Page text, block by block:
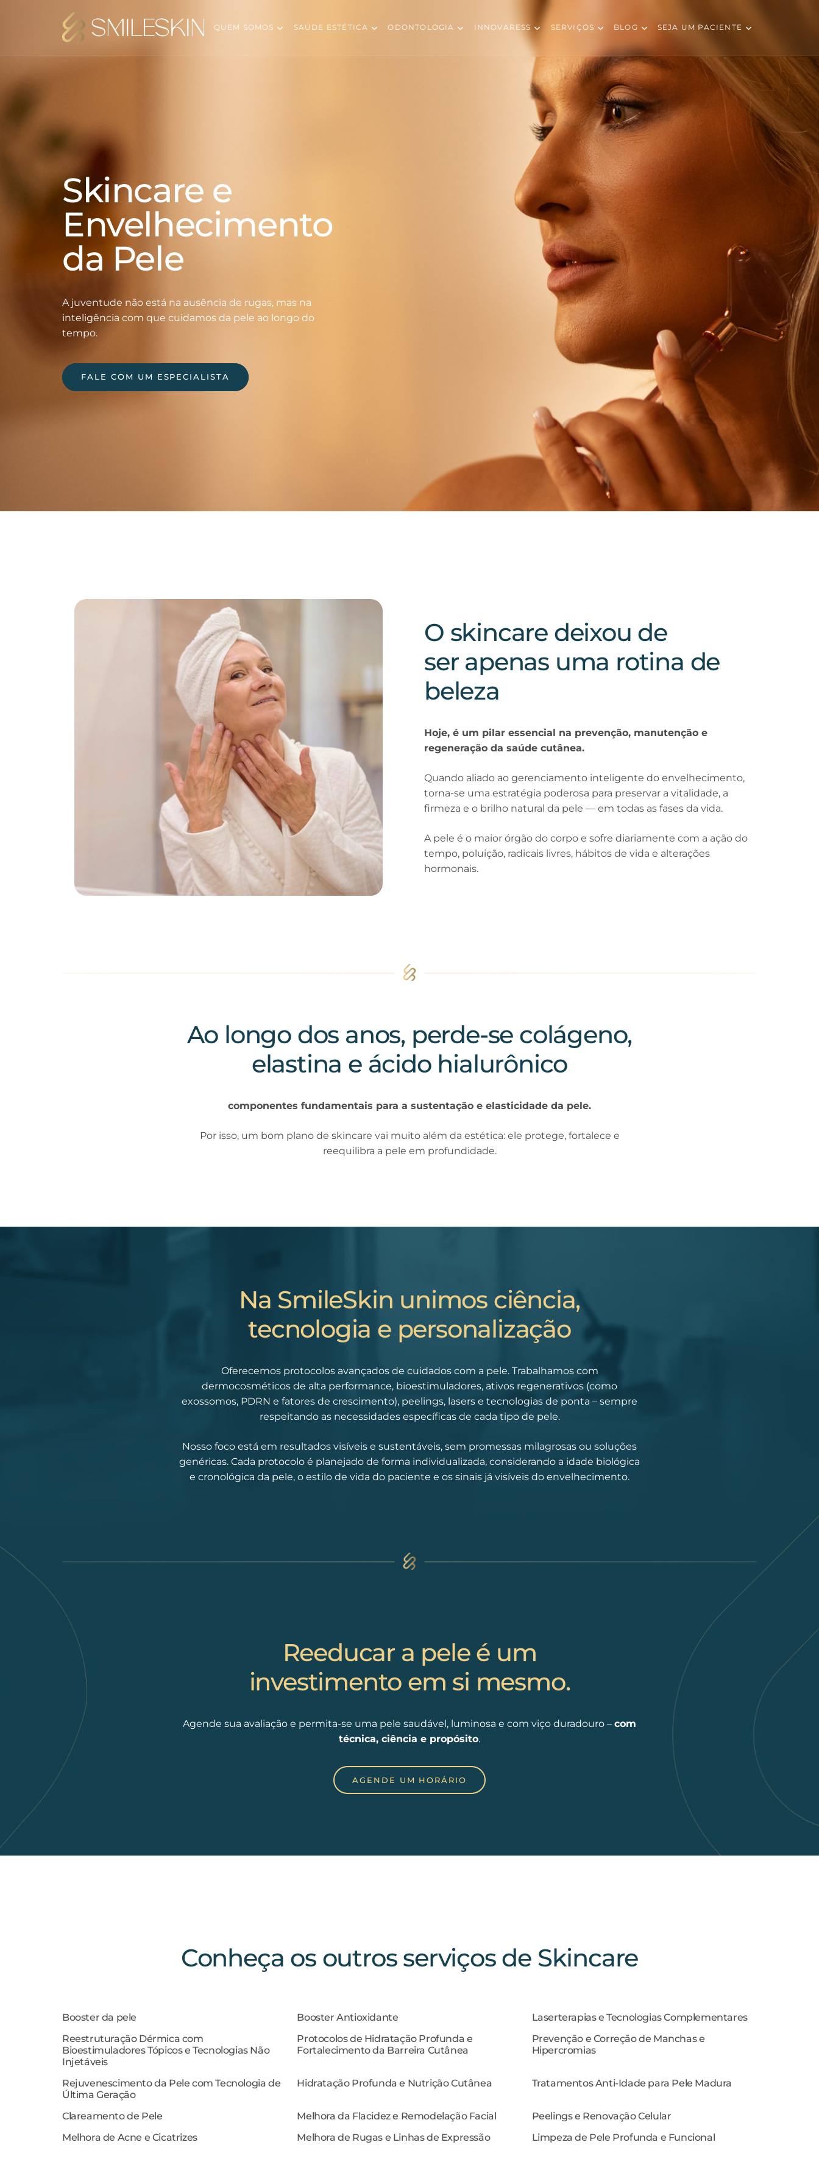
QUEM SOMOS SAÚDE ESTÉTICA ODONTOLOGIA INNOVARESS SERVIÇOS BLOG SEJA UM PACIENTE
Skincare e
Envelhecimento
da Pele
A juventude não está na ausência de rugas, mas na
inteligência com que cuidamos da pele ao longo do
tempo.
FALE COM UM ESPECIALISTA
O skincare deixou de
ser apenas uma rotina de
beleza
Hoje, é um pilar essencial na prevenção, manutenção e
regeneração da saúde cutânea.
Quando aliado ao gerenciamento inteligente do envelhecimento,
torna-se uma estratégia poderosa para preservar a vitalidade, a
firmeza e o brilho natural da pele — em todas as fases da vida.
A pele é o maior órgão do corpo e sofre diariamente com a ação do
tempo, poluição, radicais livres, hábitos de vida e alterações
hormonais.
Ao longo dos anos, perde-se colágeno,
elastina e ácido hialurônico
componentes fundamentais para a sustentação e elasticidade da pele.
Por isso, um bom plano de skincare vai muito além da estética: ele protege, fortalece e
reequilibra a pele em profundidade.
Na SmileSkin unimos ciência,
tecnologia e personalização
Oferecemos protocolos avançados de cuidados com a pele. Trabalhamos com
dermocosméticos de alta performance, bioestimuladores, ativos regenerativos (como
exossomos, PDRN e fatores de crescimento), peelings, lasers e tecnologias de ponta – sempre
respeitando as necessidades específicas de cada tipo de pele.
Nosso foco está em resultados visíveis e sustentáveis, sem promessas milagrosas ou soluções
genéricas. Cada protocolo é planejado de forma individualizada, considerando a idade biológica
e cronológica da pele, o estilo de vida do paciente e os sinais já visíveis do envelhecimento.
Reeducar a pele é um
investimento em si mesmo.
Agende sua avaliação e permita-se uma pele saudável, luminosa e com viço duradouro – com
técnica, ciência e propósito.
AGENDE UM HORÁRIO
Conheça os outros serviços de Skincare
Booster da pele Booster Antioxidante
Laserterapias e Tecnologias Complementares
Reestruturação Dérmica com
Bioestimuladores Tópicos e Tecnologias Não
Injetáveis
Protocolos de Hidratação Profunda e
Fortalecimento da Barreira Cutânea
Prevenção e Correção de Manchas e
Hipercromias
Rejuvenescimento da Pele com Tecnologia de
Última Geração
Hidratação Profunda e Nutrição Cutânea Tratamentos Anti-Idade para Pele Madura
Clareamento de Pele Melhora da Flacidez e Remodelação Facial
Peelings e Renovação Celular
Melhora de Acne e Cicatrizes
Melhora de Rugas e Linhas de Expressão Limpeza de Pele Profunda e Funcional